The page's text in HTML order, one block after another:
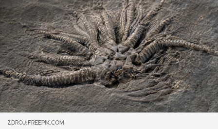
ZDROJ: FREEPIK.COM